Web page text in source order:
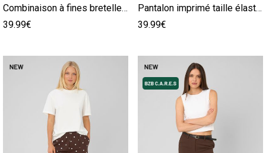
Combinaison à fines bretelles marron
39.99€
Pantalon imprimé taille élastiquée marron
39.99€